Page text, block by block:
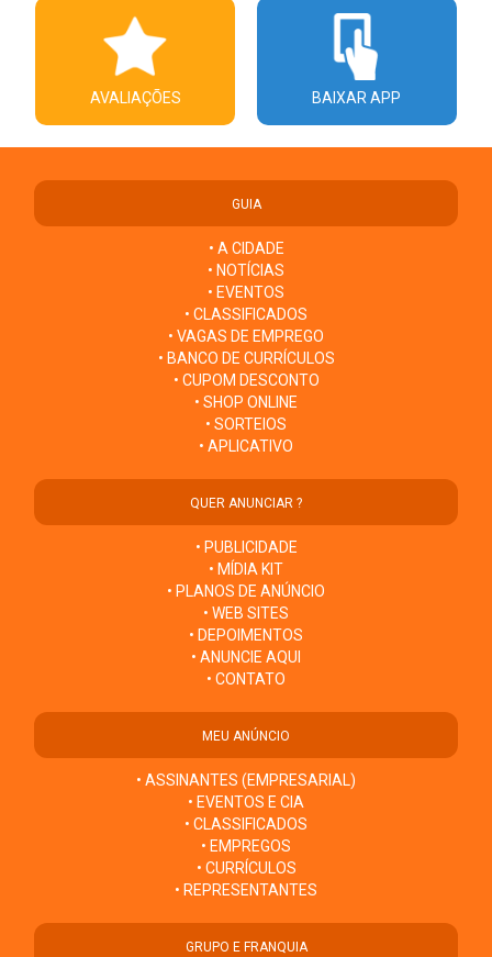
AVALIAÇÕES BAIXAR APP
GUIA
• A CIDADE
• NOTÍCIAS
• EVENTOS
• CLASSIFICADOS
• VAGAS DE EMPREGO
• BANCO DE CURRÍCULOS
• CUPOM DESCONTO
• SHOP ONLINE
• SORTEIOS
• APLICATIVO
QUER ANUNCIAR ?
• PUBLICIDADE
• MÍDIA KIT
• PLANOS DE ANÚNCIO
• WEB SITES
• DEPOIMENTOS
• ANUNCIE AQUI
• CONTATO
MEU ANÚNCIO
• ASSINANTES (EMPRESARIAL)
• EVENTOS E CIA
• CLASSIFICADOS
• EMPREGOS
• CURRÍCULOS
• REPRESENTANTES
GRUPO E FRANQUIA